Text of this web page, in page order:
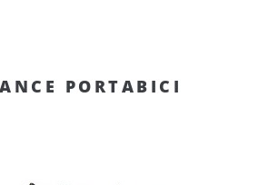
PORTABICI